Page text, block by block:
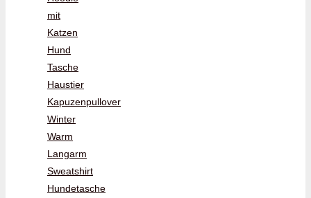
mit
Katzen
Hund
Tasche
Haustier
Kapuzenpullover
Winter
Warm
Langarm
Sweatshirt
Hundetasche